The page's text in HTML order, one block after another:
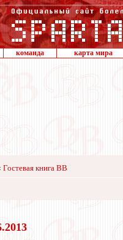
команда карта мира
Гостевая книга ВВ